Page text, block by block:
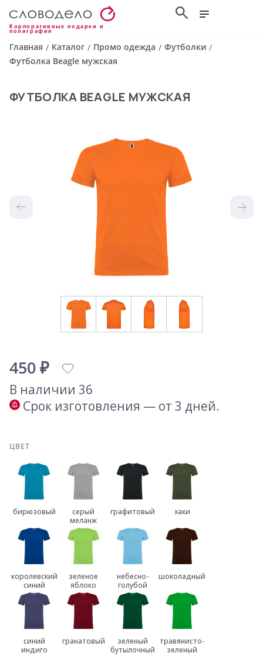
Корпоративные подарки и
полиграфия
Главная / Каталог / Промо одежда / Футболки /
Футболка Beagle мужская
ФУТБОЛКА BEAGLE МУЖСКАЯ
450 ₽
В наличии 36
Срок изготовления — от 3 дней.
ЦВЕТ
бирюзовый
серый
меланж
графитовый хаки
королевский
синий
зеленое
яблоко
небесно-
голубой
шоколадный
синий
индиго
гранатовый
зеленый
бутылочный
травянисто-
зеленый